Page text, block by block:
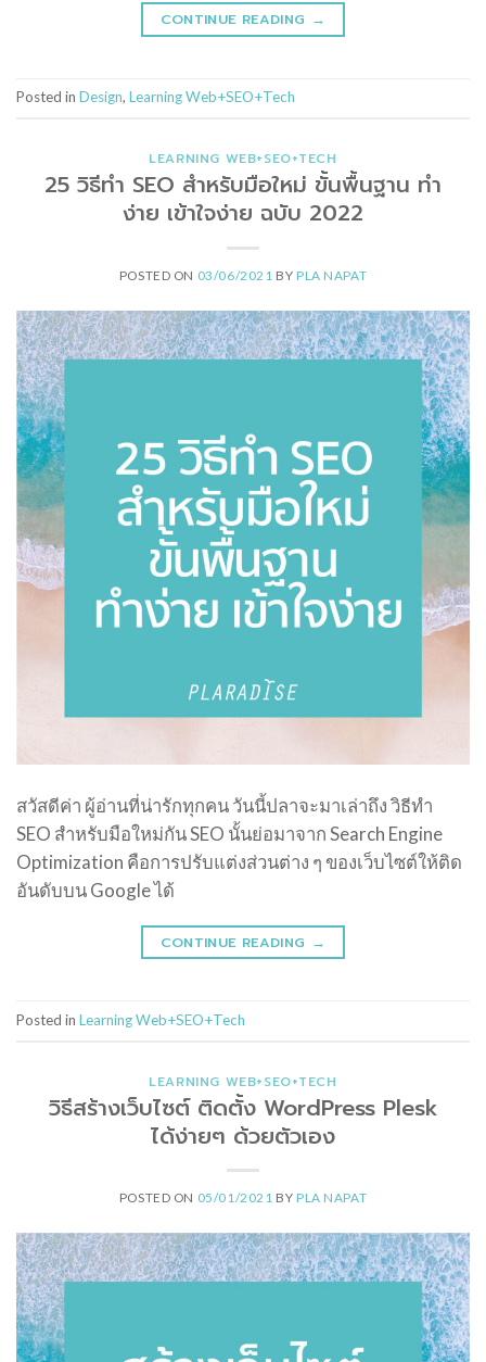
CONTINUE READING →
Posted in Design, Learning Web+SEO+Tech
LEARNING WEB+SEO+TECH
25 วิธีทำ SEO สำหรับมือใหม่ ขั้นพื้นฐาน ทำ
ง่าย เข้าใจง่าย ฉบับ 2022
POSTED ON 03/06/2021 BY PLA NAPAT
สวัสดีค่า ผู้อ่านที่น่ารักทุกคน วันนี้ปลาจะมาเล่าถึง วิธีทำ
SEO สำหรับมือใหม่กัน SEO นั้นย่อมาจาก Search Engine
Optimization คือการปรับแต่งส่วนต่าง ๆ ของเว็บไซต์ให้ติด
อันดับบน Google ได้
CONTINUE READING →
Posted in Learning Web+SEO+Tech
LEARNING WEB+SEO+TECH
วิธีสร้างเว็บไซต์ ติดตั้ง WordPress Plesk
ได้ง่ายๆ ด้วยตัวเอง
POSTED ON 05/01/2021 BY PLA NAPAT